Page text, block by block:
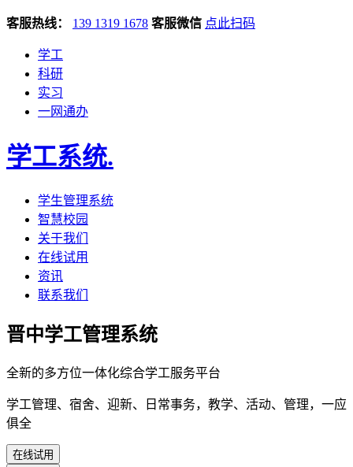
客服热线： 139 1319 1678 客服微信 点此扫码
学工
科研
实习
一网通办
学工系统.
学生管理系统
智慧校园
关于我们
在线试用
资讯
联系我们
晋中学工管理系统
全新的多方位一体化综合学工服务平台
学工管理、宿舍、迎新、日常事务，教学、活动、管理，一应
俱全
在线试用